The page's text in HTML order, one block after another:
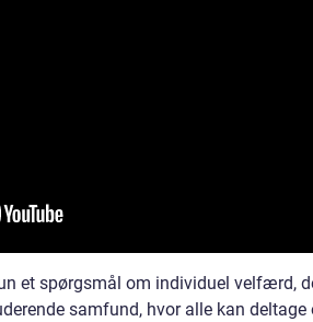
et spørgsmål om individuel velfærd,
samfund, hvor alle kan deltage